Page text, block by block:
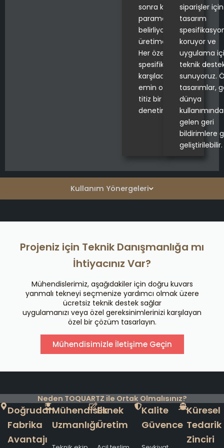
Kullanım Yönergeleri
sonra kalite kontrol
parametrelerini
belirliyor ve
üretime başlıyoruz.
Her özel tekne,
spesifikasyonlarınızı
karşıladığından
emin olmak için
titiz bir
denetimden geçer.
siparişler için
tasarım
koruyor ve
uygulama
teknik
sunuyoruz.
tasarımlar,
dünya
gelen geri
bildirimlere
geliştirilebilir.
Projeniz için Teknik Danışmanlığa mı
İhtiyacınız Var?
Mühendislerimiz, aşağıdakiler için doğru kuvars
yanmalı tekneyi seçmenize yardımcı olmak üzere
ücretsiz teknik destek sağlar
uygulamanızı veya özel gereksinimlerinizi karşılayan
özel bir çözüm tasarlayın.
Mühendisimizle İletişime Geçin
Neden TOQUARTZ ile Ortak Olmalısınız?
Doğrudan
Fabrika
Avantajı
Mühendislik
Uzmanlığı
Esnek
Üretim
Kalite
Güvence
Küresel
Tedarik
Zinciri